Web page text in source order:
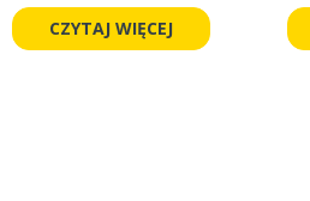
CZYTAJ WIĘCEJ